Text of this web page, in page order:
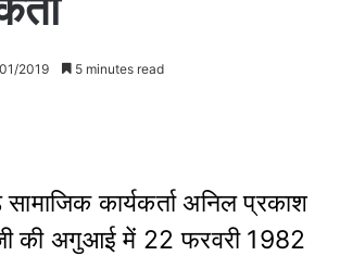
2019 5 minutes read
सामाजिक कार्यकर्ता अनिल प्रकाश
की अगुआई में 22 फरवरी 1982